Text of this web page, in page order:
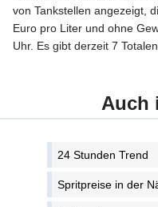
von Tankstellen angezeigt,
Euro pro Liter und ohne
Uhr. Es gibt derzeit 7
Auch
24 Stunden Trend
Spritpreise in der